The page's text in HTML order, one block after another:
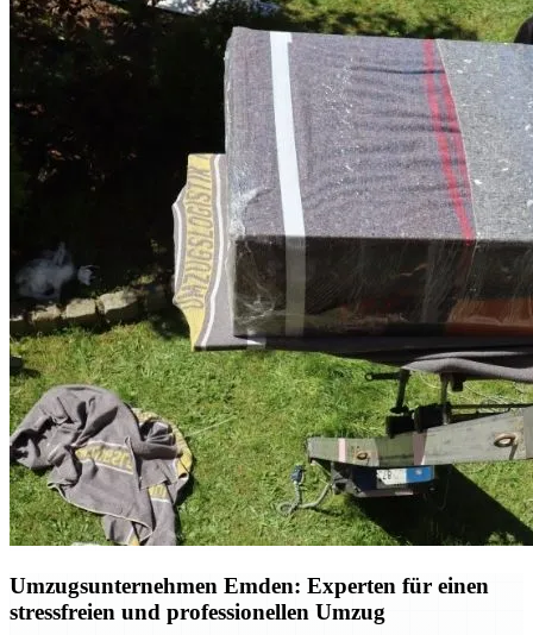
Umzugsunternehmen Emden: Experten für einen
stressfreien und professionellen Umzug